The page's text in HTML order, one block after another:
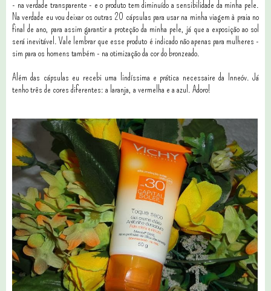
- na verdade transparente - e o produto tem diminuído a sensibilidade da minha pele.
Na verdade eu vou deixar os outras 20 cápsulas para usar na minha viagem à praia no
final de ano, para assim garantir a proteção da minha pele, já que a exposição ao sol
será inevitável. Vale lembrar que esse produto é indicado não apenas para mulheres -
sim para os homens também - na otimização da cor do bronzeado.
Além das cápsulas eu recebi uma lindíssima e prática necessaire da Inneóv. Já
tenho três de cores diferentes: a laranja, a vermelha e a azul. Adoro!